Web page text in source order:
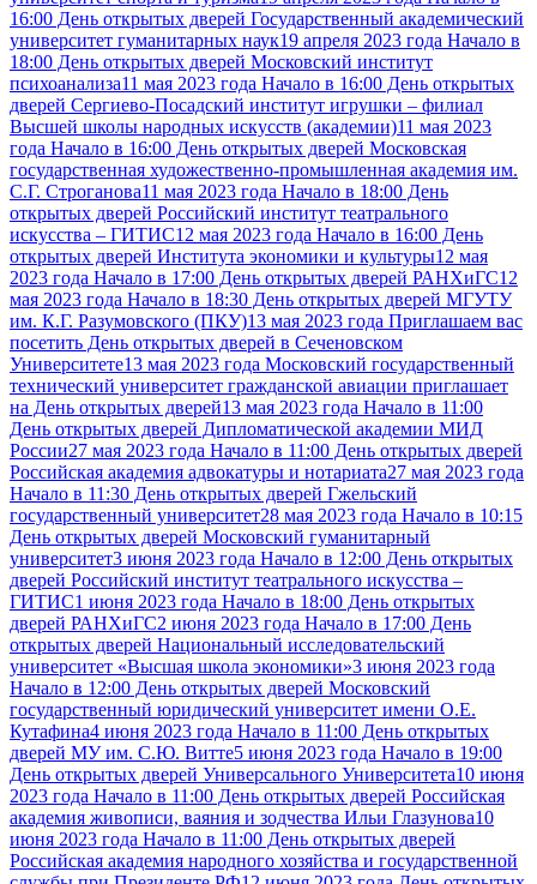
16:00 День открытых дверей Государственный академический
университет гуманитарных наук19 апреля 2023 года Начало в
18:00 День открытых дверей Московский институт
психоанализа11 мая 2023 года Начало в 16:00 День открытых
дверей Сергиево-Посадский институт игрушки – филиал
Высшей школы народных искусств (академии)11 мая 2023
года Начало в 16:00 День открытых дверей Московская
государственная художественно-промышленная академия им.
С.Г. Строганова11 мая 2023 года Начало в 18:00 День
открытых дверей Российский институт театрального
искусства – ГИТИС12 мая 2023 года Начало в 16:00 День
открытых дверей Института экономики и культуры12 мая
2023 года Начало в 17:00 День открытых дверей РАНХиГС12
мая 2023 года Начало в 18:30 День открытых дверей МГУТУ
им. К.Г. Разумовского (ПКУ)13 мая 2023 года Приглашаем вас
посетить День открытых дверей в Сеченовском
Университете13 мая 2023 года Московский государственный
технический университет гражданской авиации приглашает
на День открытых дверей13 мая 2023 года Начало в 11:00
День открытых дверей Дипломатической академии МИД
России27 мая 2023 года Начало в 11:00 День открытых дверей
Российская академия адвокатуры и нотариата27 мая 2023 года
Начало в 11:30 День открытых дверей Гжельский
государственный университет28 мая 2023 года Начало в 10:15
День открытых дверей Московский гуманитарный
университет3 июня 2023 года Начало в 12:00 День открытых
дверей Российский институт театрального искусства –
ГИТИС1 июня 2023 года Начало в 18:00 День открытых
дверей РАНХиГС2 июня 2023 года Начало в 17:00 День
открытых дверей Национальный исследовательский
университет «Высшая школа экономики»3 июня 2023 года
Начало в 12:00 День открытых дверей Московский
государственный юридический университет имени О.Е.
Кутафина4 июня 2023 года Начало в 11:00 День открытых
дверей МУ им. С.Ю. Витте5 июня 2023 года Начало в 19:00
День открытых дверей Универсального Университета10 июня
2023 года Начало в 11:00 День открытых дверей Российская
академия живописи, ваяния и зодчества Ильи Глазунова10
июня 2023 года Начало в 11:00 День открытых дверей
Российская академия народного хозяйства и государственной